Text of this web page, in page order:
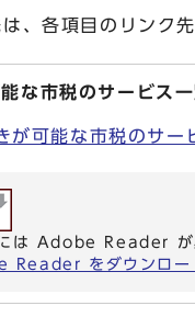
、各項目のリンク先
な市税のサービス
が可能な市税のサ
は Adobe Reader が
Reader をダウンロー